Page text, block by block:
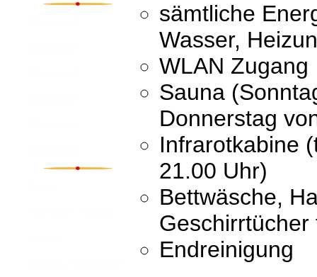
sämtliche
Wasser,
WLAN Zugang
Sauna
Donnerstag
Infrarotkabine
21.00 Uhr)
Bettwäsche,
Endreinigung